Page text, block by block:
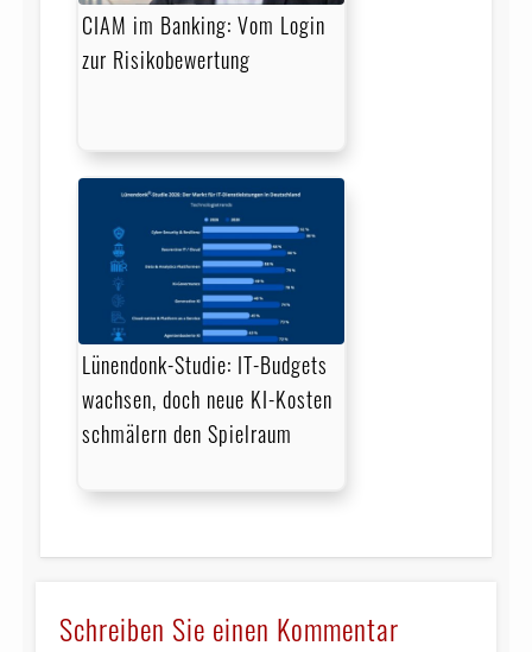
CIAM im Banking: Vom Login
zur Risikobewertung
Lünendonk-Studie: IT-Budgets
wachsen, doch neue KI-Kosten
schmälern den Spielraum
Schreiben Sie einen Kommentar